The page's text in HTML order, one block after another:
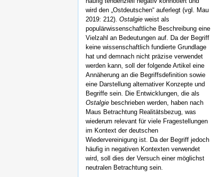
wird den „Ostdeutschen“ auferlegt (vgl. Mau
2019: 212). Ostalgie weist als
populärwissenschaftliche Beschreibung eine
Vielzahl an Bedeutungen auf. Da der Begriff
keine wissenschaftlich fundierte Grundlage
hat und demnach nicht präzise verwendet
werden kann, soll der folgende Artikel eine
Annäherung an die Begriffsdefinition sowie
eine Darstellung alternativer Konzepte und
Begriffe sein. Die Entwicklungen, die als
Ostalgie beschrieben werden, haben nach
Maus Betrachtung Realitätsbezug, was
wiederum relevant für viele Fragestellungen
im Kontext der deutschen
Wiedervereinigung ist. Da der Begriff jedoch
häufig in negativen Kontexten verwendet
wird, soll dies der Versuch einer möglichst
neutralen Betrachtung sein.